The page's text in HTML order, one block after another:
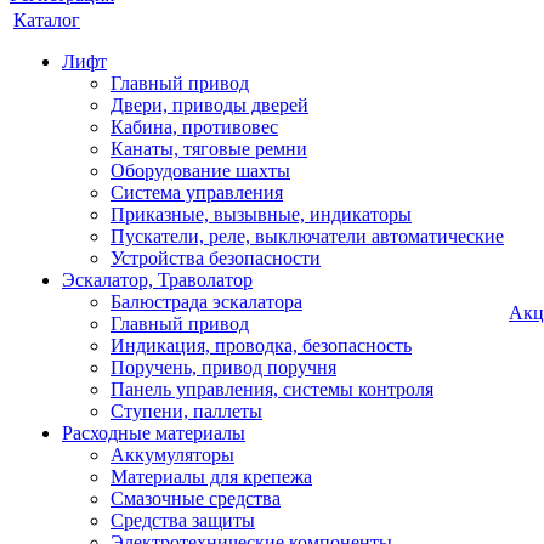
Каталог
Лифт
Главный привод
Двери, приводы дверей
Кабина, противовес
Канаты, тяговые ремни
Оборудование шахты
Система управления
Приказные, вызывные, индикаторы
Пускатели, реле, выключатели автоматические
Устройства безопасности
Эскалатор, Траволатор
Балюстрада эскалатора
Главный привод
Индикация, проводка, безопасность
Поручень, привод поручня
Панель управления, системы контроля
Ступени, паллеты
Расходные материалы
Аккумуляторы
Материалы для крепежа
Смазочные средства
Средства защиты